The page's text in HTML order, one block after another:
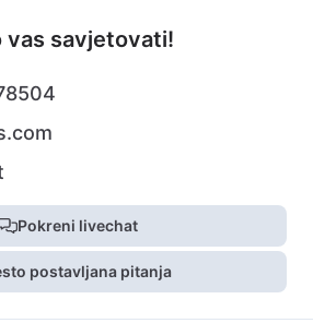
vas savjetovati!
Pokreni livechat
postavljana pitanja